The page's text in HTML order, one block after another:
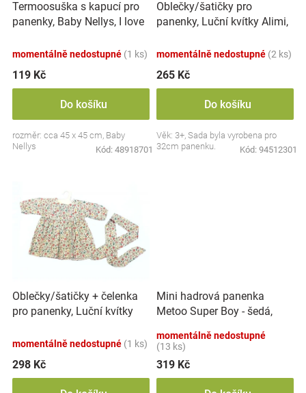
Značky
Blog
Hračkářství
Přihlášení
d
u
t
ů
Termoosuška s kapucí pro
panenky, Baby Nellys, I love
momentálně nedostupné (1 ks)
119 Kč
Do košíku
rozměr: cca 45 x 45 cm, Baby
Nellys
Kód: 48918701
Oblečky/šatičky pro
panenky, Luční kvítky Alimi,
momentálně nedostupné (2 ks)
265 Kč
Do košíku
Věk: 3+, Sada byla vyrobena pro
32cm panenku.
Kód: 94512301
Oblečky/šatičky + čelenka
pro panenky, Luční kvítky
momentálně nedostupné (1 ks)
298 Kč
Mini hadrová panenka
Metoo Super Boy - šedá,
momentálně nedostupné
(13 ks)
319 Kč